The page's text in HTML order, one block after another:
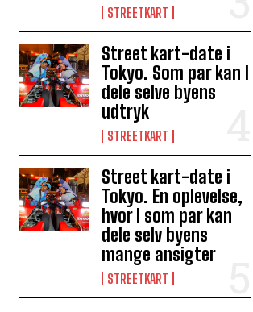
STREETKART
Street kart-date i
Tokyo. Som par kan I
dele selve byens
udtryk
STREETKART
Street kart-date i
Tokyo. En oplevelse,
hvor I som par kan
dele selv byens
mange ansigter
STREETKART